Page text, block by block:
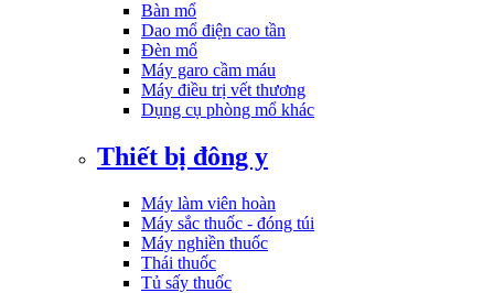
Bàn mổ
Dao mổ điện cao tần
Đèn mổ
Máy garo cầm máu
Máy điều trị vết thương
Dụng cụ phòng mổ khác
Thiết bị đông y
Máy làm viên hoàn
Máy sắc thuốc - đóng túi
Máy nghiền thuốc
Thái thuốc
Tủ sấy thuốc